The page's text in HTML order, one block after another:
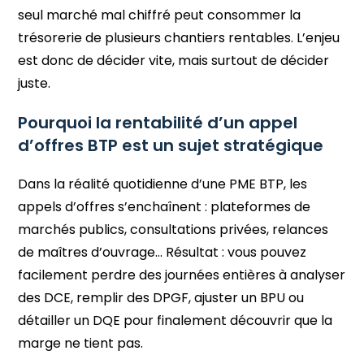
seul marché mal chiffré peut consommer la
trésorerie de plusieurs chantiers rentables. L’enjeu
est donc de décider vite, mais surtout de décider
juste.
Pourquoi la rentabilité d’un appel
d’offres BTP est un sujet stratégique
Dans la réalité quotidienne d’une PME BTP, les
appels d’offres s’enchaînent : plateformes de
marchés publics, consultations privées, relances
de maîtres d’ouvrage… Résultat : vous pouvez
facilement perdre des journées entières à analyser
des DCE, remplir des DPGF, ajuster un BPU ou
détailler un DQE pour finalement découvrir que la
marge ne tient pas.